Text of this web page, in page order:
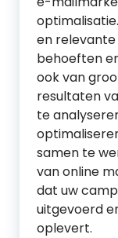
en
behoeften
ook van
resultaten
te
samen te
van online
dat uw
uitgevoerd
oplevert.